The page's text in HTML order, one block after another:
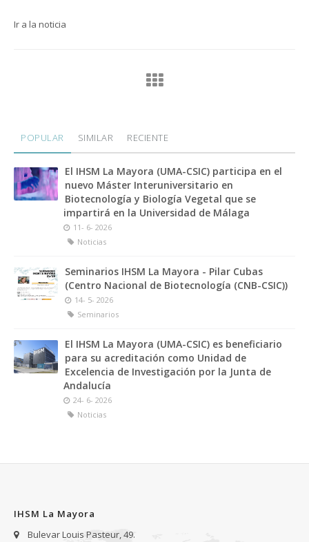
Ir a la noticia
POPULAR SIMILAR RECIENTE
El IHSM La Mayora (UMA-CSIC) participa en el
nuevo Máster Interuniversitario en
Biotecnología y Biología Vegetal que se
impartirá en la Universidad de Málaga
11- 6- 2026
Noticias
Seminarios IHSM La Mayora - Pilar Cubas
(Centro Nacional de Biotecnología (CNB-CSIC))
14- 5- 2026
Seminarios
El IHSM La Mayora (UMA-CSIC) es beneficiario
para su acreditación como Unidad de
Excelencia de Investigación por la Junta de
Andalucía
24- 6- 2026
Noticias
IHSM La Mayora
Bulevar Louis Pasteur, 49.